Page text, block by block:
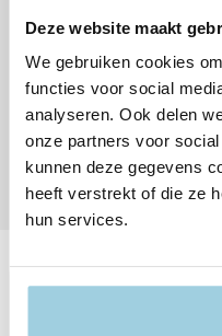
Deze website maakt
We gebruiken cookies
functies voor social
analyseren. Ook delen
onze partners voor
kunnen deze gegevens
heeft verstrekt of die ze
hun services.
gestructureerd,
krijgt handvatten om
stand van zaken van
hoe deze
streven naar en
systematische,
coördinatie, veiligheid